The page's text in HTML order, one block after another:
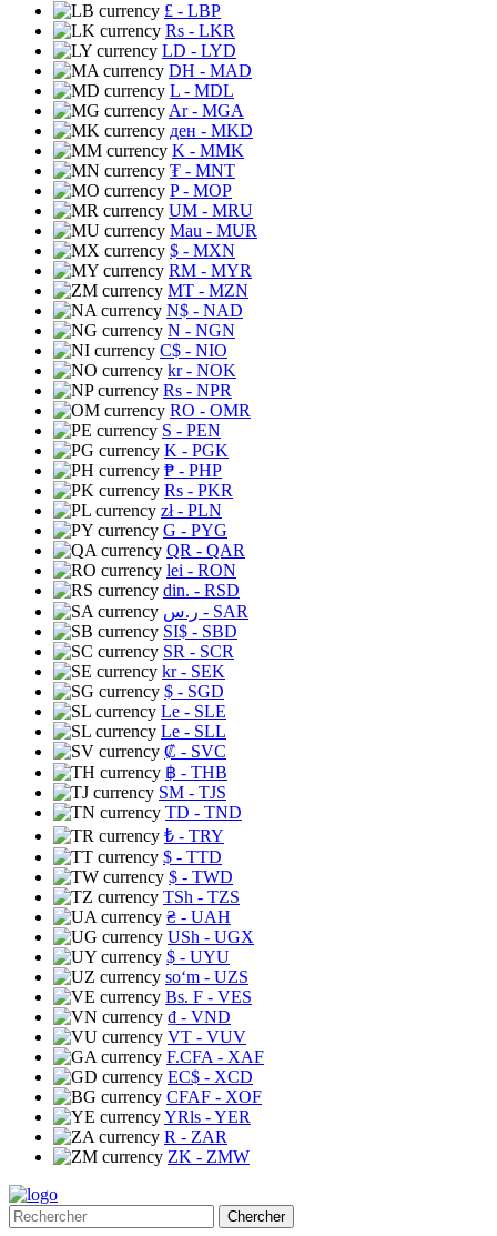
£ - LBP
Rs - LKR
LD - LYD
DH - MAD
L - MDL
Ar- MGA
ден - MKD
K - MMK
₮ - MNT
P- MOP
UM - MRU
Mau - MUR
$ - MXN
RM - MYR
MT - MZN
N$ - NAD
N - NGN
C$ - NIO
kr- NOK
Rs - NPR
RO - OMR
S - PEN
K - PGK
₱ - PHP
Rs - PKR
zł- PLN
G - PYG
QR - QAR
lei - RON
din. - RSD
ر.س - SAR
SI$ - SBD
SR - SCR
kr- SEK
$ - SGD
Le - SLE
Le - SLL
₡ - SVC
฿ - THB
ЅМ - TJS
TD - TND
₺ - TRY
$ - TTD
$ - TWD
TSh - TZS
₴ - UAH
USh - UGX
$ - UYU
soʻm - UZS
Bs. F - VES
₫ - VND
VT - VUV
F.CFA - XAF
EC$ - XCD
CFAF - XOF
YRls - YER
R - ZAR
ZK - ZMW
Chercher